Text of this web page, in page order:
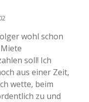
wohl schon
soll! Ich
aus einer Zeit,
wette, beim
zu und